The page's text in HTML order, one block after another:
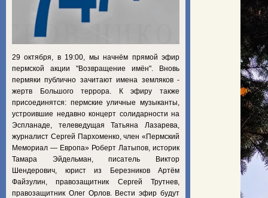
29 октября, в 19:00, мы начнём прямой эфир
пермской акции "Возвращение имён". Вновь
пермяки публично зачитают имена земляков -
жертв Большого террора. К эфиру также
присоединятся: пермские уличные музыканты,
устроившие недавно концерт солидарности на
Эспланаде, телеведущая Татьяна Лазарева,
журналист Сергей Пархоменко, член «Пермский
Мемориал — Европа» Роберт Латыпов, историк
Тамара Эйдельман, писатель Виктор
Шендерович, юрист из Березников Артём
Файзулин, правозащитник Сергей Трутнев,
правозащитник Олег Орлов. Вести эфир будут